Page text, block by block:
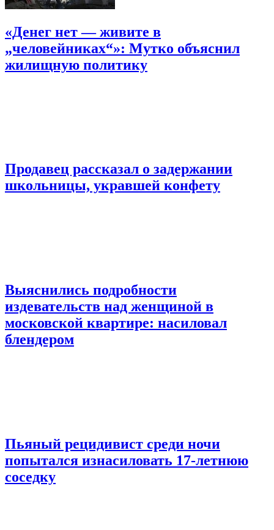
«Денег нет — живите в
„человейниках“»: Мутко объяснил
жилищную политику
Продавец рассказал о задержании
школьницы, укравшей конфету
Выяснились подробности
издевательств над женщиной в
московской квартире: насиловал
блендером
Пьяный рецидивист среди ночи
попытался изнасиловать 17-летнюю
соседку